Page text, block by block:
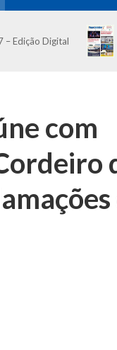
– Edição Digital
com